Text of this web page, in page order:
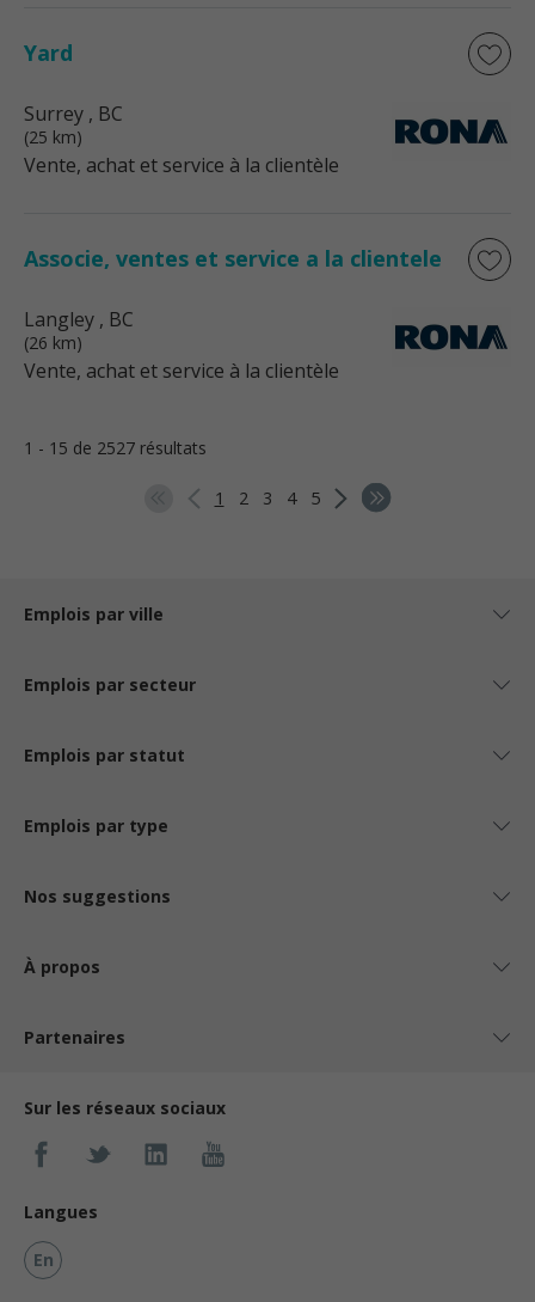
Yard
Surrey , BC
(25 km)
Vente, achat et service à la clientèle
Associe, ventes et service a la clientele
Langley , BC
(26 km)
Vente, achat et service à la clientèle
1 - 15 de 2527 résultats
1 2 3 4 5
Emplois par ville
Emplois par secteur
Emplois par statut
Emplois par type
Nos suggestions
À propos
Partenaires
Sur les réseaux sociaux
Langues
En